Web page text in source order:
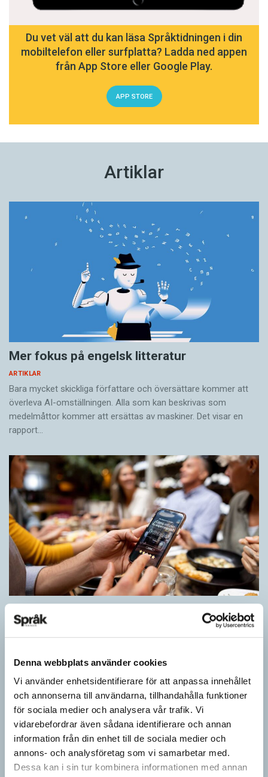
Denna webbplats använder cookies
Vi använder enhetsidentifierare för att anpassa innehållet
och annonserna till användarna, tillhandahålla funktioner
för sociala medier och analysera vår trafik. Vi
vidarebefordrar även sådana identifierare och annan
information från din enhet till de sociala medier och
annons- och analysföretag som vi samarbetar med.
Dessa kan i sin tur kombinera informationen med annan
Du vet väl att du kan läsa Språktidningen i din
mobiltelefon eller surfplatta? Ladda ned appen
från App Store eller Google Play.
APP STORE
Artiklar
Mer fokus på engelsk litteratur
ARTIKLAR
Bara mycket skickliga författare och översättare ­kommer att
överleva AI-omställningen. Alla som kan beskrivas som
medelmåttor kommer att ersättas av maskiner. Det visar en
rapport…
ARTIKLAR
populära appar…